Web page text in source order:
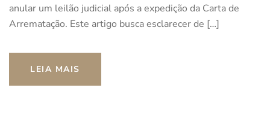
anular um leilão judicial após a expedição da Carta de
Arrematação. Este artigo busca esclarecer de […]
LEIA MAIS